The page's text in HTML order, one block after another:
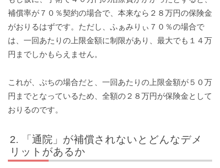
補償率が７０％契約の場合で、本来なら２８万円の保険金
がおりるはずです。ただし、ふぁみりぃ７０％の場合で
は、一回あたりの上限金額に制限があり、最大でも１４万
円までしかもらえません。
これが、ぷちの場合だと、一回あたりの上限金額が５０万
円までとなっているため、全額の２８万円が保険金として
おりるのです。
「通院」が補償されないとどんなデメ
リットがあるか